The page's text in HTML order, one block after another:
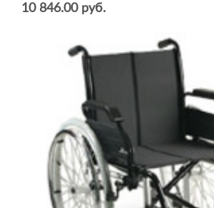
10 846.00 руб.